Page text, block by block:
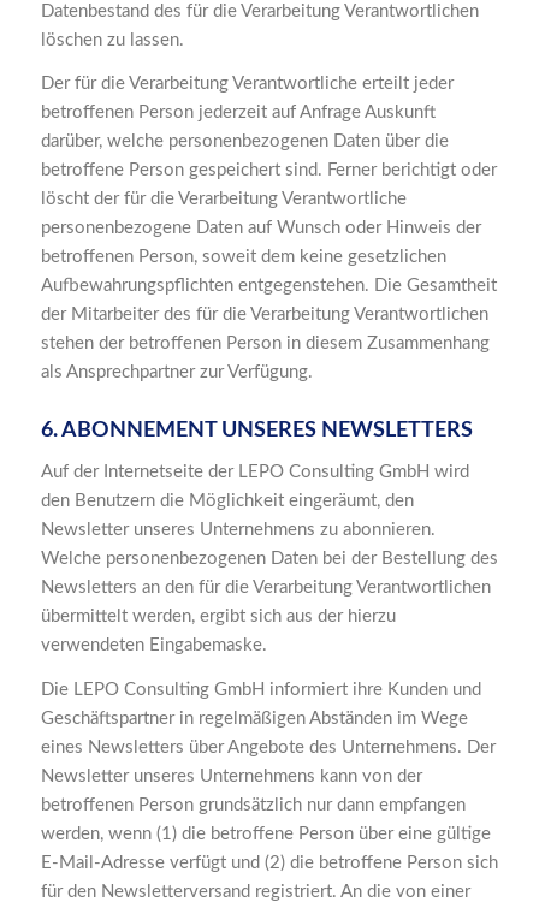
Datenbestand des für die Verarbeitung Verantwortlichen
löschen zu lassen.
Der für die Verarbeitung Verantwortliche erteilt jeder
betroffenen Person jederzeit auf Anfrage Auskunft
darüber, welche personenbezogenen Daten über die
betroffene Person gespeichert sind. Ferner berichtigt oder
löscht der für die Verarbeitung Verantwortliche
personenbezogene Daten auf Wunsch oder Hinweis der
betroffenen Person, soweit dem keine gesetzlichen
Aufbewahrungspflichten entgegenstehen. Die Gesamtheit
der Mitarbeiter des für die Verarbeitung Verantwortlichen
stehen der betroffenen Person in diesem Zusammenhang
als Ansprechpartner zur Verfügung.
6. ABONNEMENT UNSERES NEWSLETTERS
Auf der Internetseite der LEPO Consulting GmbH wird
den Benutzern die Möglichkeit eingeräumt, den
Newsletter unseres Unternehmens zu abonnieren.
Welche personenbezogenen Daten bei der Bestellung des
Newsletters an den für die Verarbeitung Verantwortlichen
übermittelt werden, ergibt sich aus der hierzu
verwendeten Eingabemaske.
Die LEPO Consulting GmbH informiert ihre Kunden und
Geschäftspartner in regelmäßigen Abständen im Wege
eines Newsletters über Angebote des Unternehmens. Der
Newsletter unseres Unternehmens kann von der
betroffenen Person grundsätzlich nur dann empfangen
werden, wenn (1) die betroffene Person über eine gültige
E-Mail-Adresse verfügt und (2) die betroffene Person sich
für den Newsletterversand registriert. An die von einer